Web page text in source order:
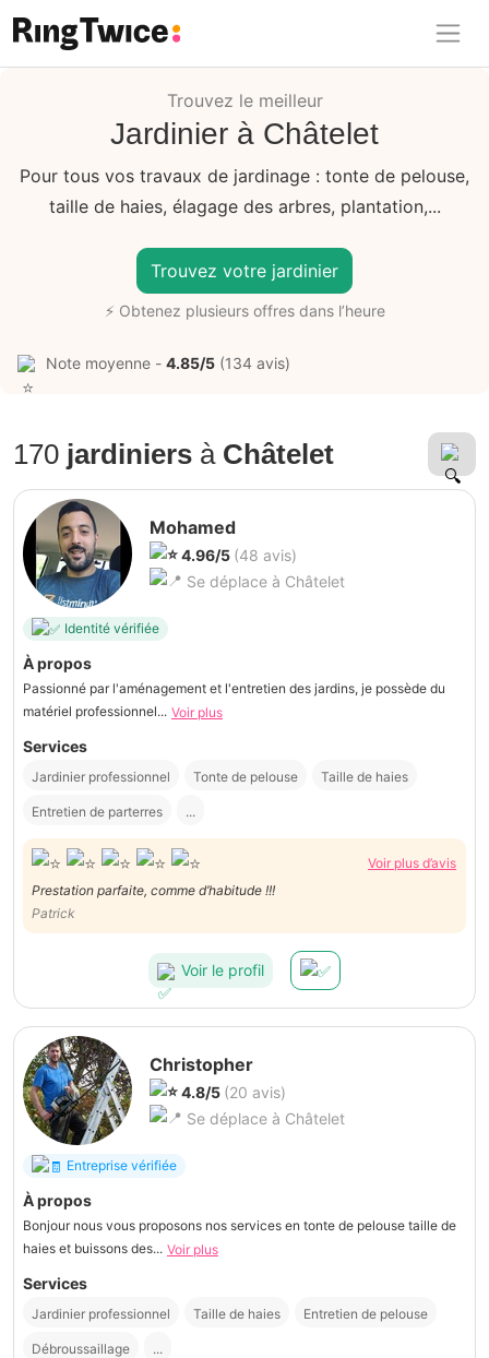
Ring Twice
Trouvez le meilleur
Jardinier à Châtelet
Pour tous vos travaux de jardinage : tonte de pelouse,
taille de haies, élagage des arbres, plantation,...
Trouvez votre jardinier
⚡ Obtenez plusieurs offres dans l’heure
Note moyenne - 4.85/5 (134 avis)
170 jardiniers à Châtelet
Mohamed
4.96/5 (48 avis)
Se déplace à Châtelet
Identité vérifiée
À propos
Passionné par l'aménagement et l'entretien des jardins, je possède du
matériel professionnel... Voir plus
Services
Jardinier professionnel Tonte de pelouse Taille de haies
Entretien de parterres ...
Voir plus d’avis
Prestation parfaite, comme d’habitude !!!
Patrick
Voir le profil
Christopher
4.8/5 (20 avis)
Se déplace à Châtelet
Entreprise vérifiée
À propos
Bonjour nous vous proposons nos services en tonte de pelouse taille de
haies et buissons des... Voir plus
Services
Jardinier professionnel Taille de haies Entretien de pelouse
Débroussaillage ...